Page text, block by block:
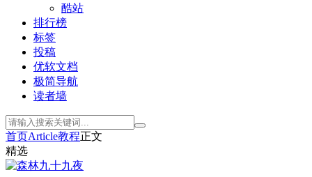
酷站
排行榜
标签
投稿
优软文档
极简导航
读者墙
首页Article教程正文
精选